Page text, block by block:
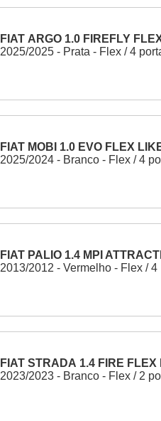
FIAT ARGO 1.0 FIREFLY
2025/2025 - Prata - Flex / 4
FIAT MOBI 1.0 EVO FLEX
2025/2024 - Branco - Flex / 4
FIAT PALIO 1.4 MPI
2013/2012 - Vermelho - Flex / 4
FIAT STRADA 1.4 FIRE FLEX
2023/2023 - Branco - Flex / 2